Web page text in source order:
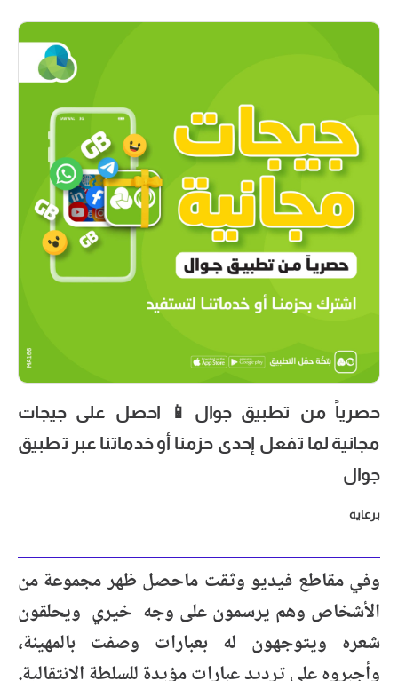
حصرياً من تطبيق جوال📱 احصل على جيجات
مجانية لما تفعل إحدى حزمنا أو خدماتنا عبر تطبيق
جوال
برعاية
وفي مقاطع فيديو وثقت ماحصل ظهر مجموعة من
الأشخاص وهم يرسمون على وجه خيري ويحلقون
شعره ويتوجهون له بعبارات وصفت بالمهينة،